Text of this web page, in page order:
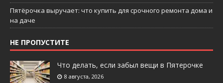
Пятёрочка выручает: что купить для срочного ремонта дома и
на даче
НЕ ПРОПУСТИТЕ
Что делать, если забыл вещи в Пятерочке
8 августа, 2026